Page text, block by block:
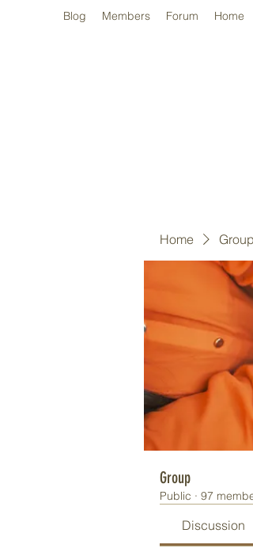
Blog Members Forum Home
Home
Group
Public · 97
Discussion